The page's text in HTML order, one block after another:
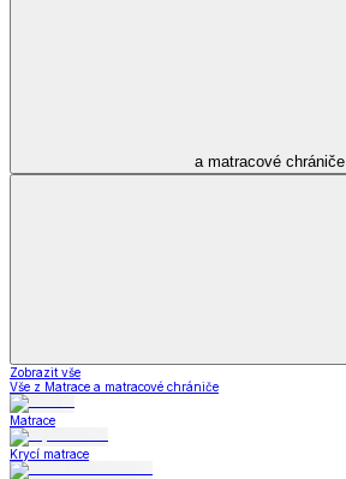
a matracové chrániče
Zobrazit vše
Vše z Matrace a matracové chrániče
Matrace
Krycí matrace